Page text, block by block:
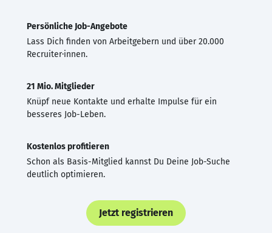
Persönliche Job-Angebote
Lass Dich finden von Arbeitgebern und über 20.000
Recruiter·innen.
21 Mio. Mitglieder
Knüpf neue Kontakte und erhalte Impulse für ein
besseres Job-Leben.
Kostenlos profitieren
Schon als Basis-Mitglied kannst Du Deine Job-Suche
deutlich optimieren.
Jetzt registrieren